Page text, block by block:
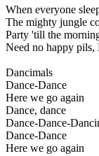
When everyone
The mighty jungle
Party 'till the
Need no happy
Dancimals
Dance-Dance
Here we go again
Dance, dance
Dance-Dance-
Dance-Dance
Here we go again